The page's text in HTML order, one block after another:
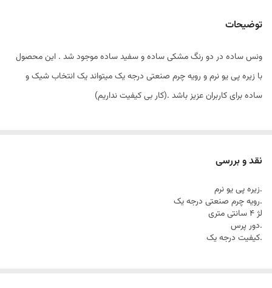
توضیحات
ونس ساده در دو رنگ مشکی ساده و سفید ساده موجود شد . این محصول
با زیره پی یو نرم و رویه چرم صنعتی درجه یک میتواند یک انتخاب شیک و
ساده برای کاربران عزیز باشد .(کار بی کیفیت نداریم)
نقد و بررسی
.زیره پی یو نرم
.رویه چرم صنعتی درجه یک
لژ 4 سانتی متری
.دور پرس
.کیفیت درجه یک